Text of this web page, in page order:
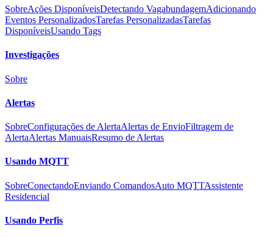
SobreAções DisponíveisDetectando VagabundagemAdicionando
Eventos PersonalizadosTarefas PersonalizadasTarefas
DisponíveisUsando Tags
Investigações
Sobre
Alertas
SobreConfigurações de AlertaAlertas de EnvioFiltragem de
AlertaAlertas ManuaisResumo de Alertas
Usando MQTT
SobreConectandoEnviando ComandosAuto MQTTAssistente
Residencial
Usando Perfis